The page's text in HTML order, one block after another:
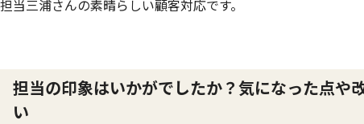
担当三浦さんの素晴らしい顧客対応です。
担当の印象はいかがでしたか？気になった点や
い